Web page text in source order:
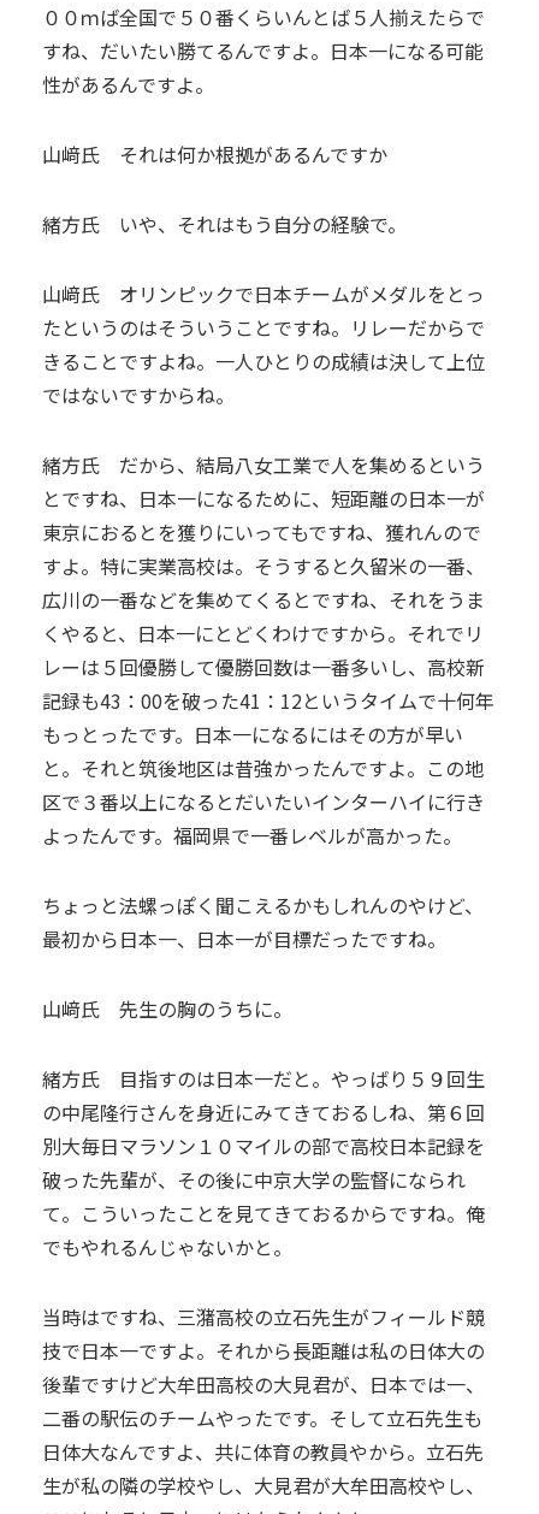
００ｍば全国で５０番くらいんとば５人揃えたらで
すね、だいたい勝てるんですよ。日本一になる可能
性があるんですよ。
山﨑氏 それは何か根拠があるんですか
緒方氏 いや、それはもう自分の経験で。
山﨑氏 オリンピックで日本チームがメダルをとっ
たというのはそういうことですね。リレーだからで
きることですよね。一人ひとりの成績は決して上位
ではないですからね。
緒方氏 だから、結局八女工業で人を集めるという
とですね、日本一になるために、短距離の日本一が
東京におるとを獲りにいってもですね、獲れんので
すよ。特に実業高校は。そうすると久留米の一番、
広川の一番などを集めてくるとですね、それをうま
くやると、日本一にとどくわけですから。それでリ
レーは５回優勝して優勝回数は一番多いし、高校新
記録も43：00を破った41：12というタイムで十何年
もっとったです。日本一になるにはその方が早い
と。それと筑後地区は昔強かったんですよ。この地
区で３番以上になるとだいたいインターハイに行き
よったんです。福岡県で一番レベルが高かった。
ちょっと法螺っぽく聞こえるかもしれんのやけど、
最初から日本一、日本一が目標だったですね。
山﨑氏 先生の胸のうちに。
緒方氏 目指すのは日本一だと。やっばり５９回生
の中尾隆行さんを身近にみてきておるしね、第６回
別大毎日マラソン１０マイルの部で高校日本記録を
破った先輩が、その後に中京大学の監督になられ
て。こういったことを見てきておるからですね。俺
でもやれるんじゃないかと。
当時はですね、三潴高校の立石先生がフィールド競
技で日本一ですよ。それから長距離は私の日体大の
後輩ですけど大牟田高校の大見君が、日本では一、
二番の駅伝のチームやったです。そして立石先生も
日体大なんですよ、共に体育の教員やから。立石先
生が私の隣の学校やし、大見君が大牟田高校やし、